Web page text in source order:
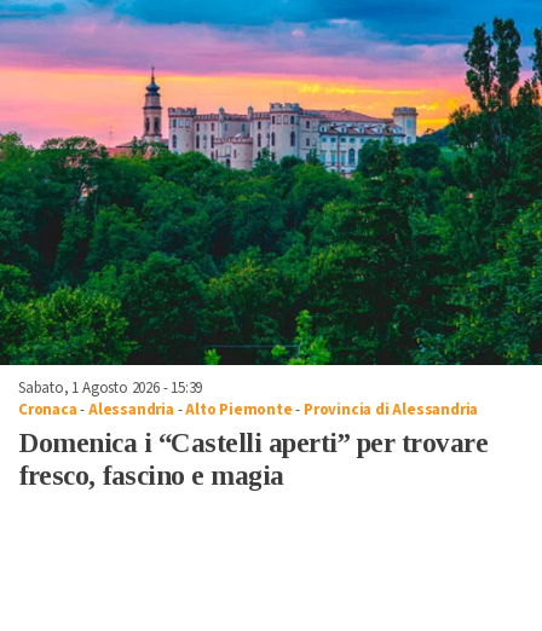
Sabato, 1 Agosto 2026 - 15:39
Cronaca-Alessandria -Alto Piemonte- Provincia di Alessandria
Domenica i “Castelli aperti” per trovare
fresco, fascino e magia